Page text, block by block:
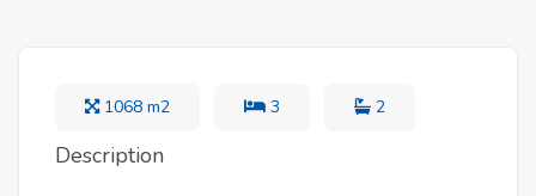
1068 m2 3 2
Description